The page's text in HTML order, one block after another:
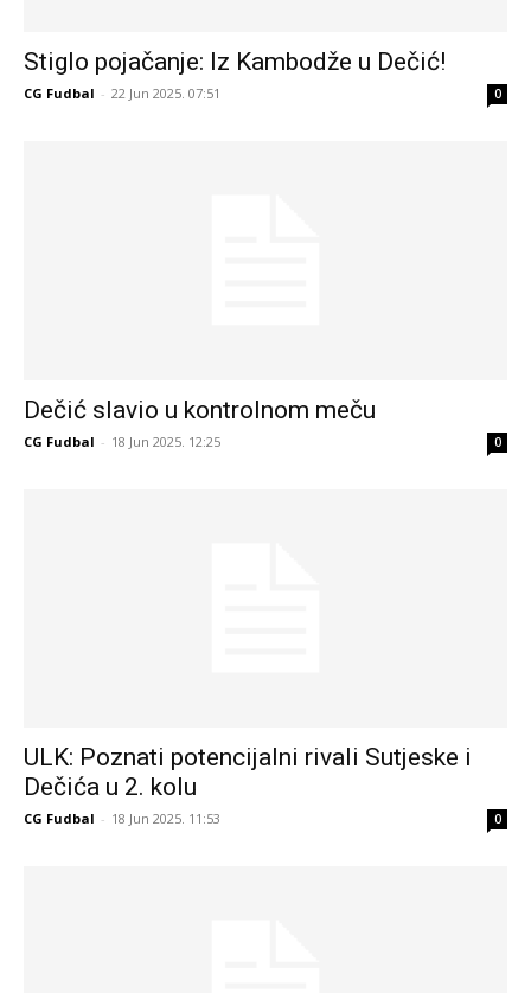
Stiglo pojačanje: Iz Kambodže u Dečić!
CG Fudbal - 22 Jun 2025. 07:51 0
Dečić slavio u kontrolnom meču
CG Fudbal - 18 Jun 2025. 12:25 0
ULK: Poznati potencijalni rivali Sutjeske i
Dečića u 2. kolu
CG Fudbal - 18 Jun 2025. 11:53 0